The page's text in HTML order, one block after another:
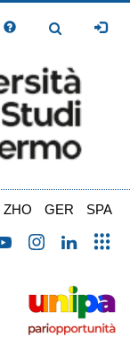
Toggle
ZHO GER SPA